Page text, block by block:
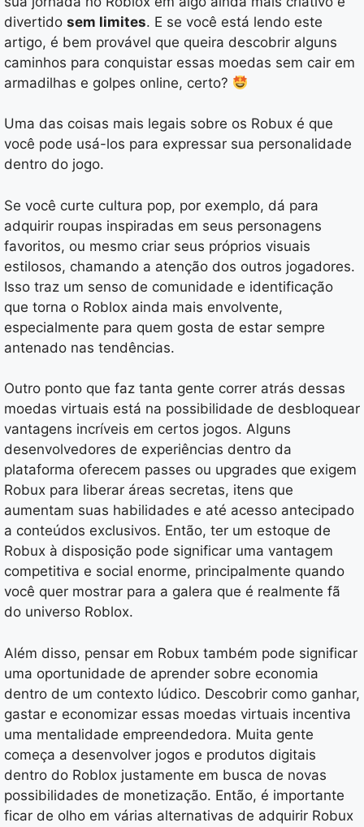
divertido sem limites. E se você está lendo este
artigo, é bem provável que queira descobrir alguns
caminhos para conquistar essas moedas sem cair em
armadilhas e golpes online, certo?
Uma das coisas mais legais sobre os Robux é que
você pode usá-los para expressar sua personalidade
dentro do jogo.
Se você curte cultura pop, por exemplo, dá para
adquirir roupas inspiradas em seus personagens
favoritos, ou mesmo criar seus próprios visuais
estilosos, chamando a atenção dos outros jogadores.
Isso traz um senso de comunidade e identificação
que torna o Roblox ainda mais envolvente,
especialmente para quem gosta de estar sempre
antenado nas tendências.
Outro ponto que faz tanta gente correr atrás dessas
moedas virtuais está na possibilidade de desbloquear
vantagens incríveis em certos jogos. Alguns
desenvolvedores de experiências dentro da
plataforma oferecem passes ou upgrades que exigem
Robux para liberar áreas secretas, itens que
aumentam suas habilidades e até acesso antecipado
a conteúdos exclusivos. Então, ter um estoque de
Robux à disposição pode significar uma vantagem
competitiva e social enorme, principalmente quando
você quer mostrar para a galera que é realmente fã
do universo Roblox.
Além disso, pensar em Robux também pode significar
uma oportunidade de aprender sobre economia
dentro de um contexto lúdico. Descobrir como ganhar,
gastar e economizar essas moedas virtuais incentiva
uma mentalidade empreendedora. Muita gente
começa a desenvolver jogos e produtos digitais
dentro do Roblox justamente em busca de novas
possibilidades de monetização. Então, é importante
ficar de olho em várias alternativas de adquirir Robux